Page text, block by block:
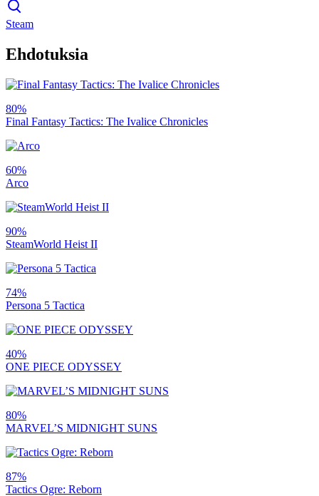
Steam
Ehdotuksia
80%
Final Fantasy Tactics: The Ivalice Chronicles
60%
Arco
90%
SteamWorld Heist II
74%
Persona 5 Tactica
40%
ONE PIECE ODYSSEY
80%
MARVEL’S MIDNIGHT SUNS
87%
Tactics Ogre: Reborn